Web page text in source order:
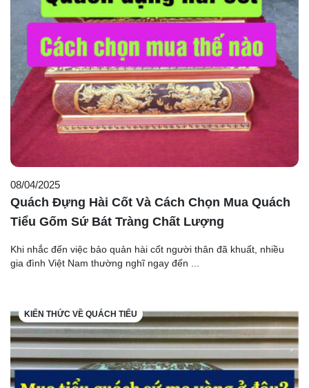
08/04/2025
Quách Đựng Hài Cốt Và Cách Chọn Mua Quách
Tiểu Gốm Sứ Bát Tràng Chất Lượng
Khi nhắc đến việc bảo quản hài cốt người thân đã khuất, nhiều
gia đình Việt Nam thường nghĩ ngay đến ...
KIẾN THỨC VỀ QUÁCH TIỂU